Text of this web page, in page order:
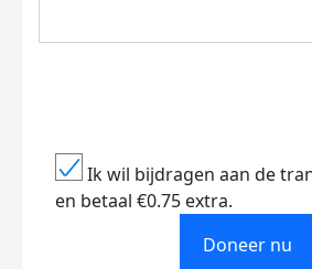
Ik wil bijdragen aan de
en betaal €0.75 extra.
Doneer nu